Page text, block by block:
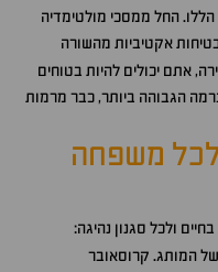
החל ממסכי מולטימדיה
אקטיביות מהשורה
אתם יכולים להיות בטוחים
הגבוהה ביותר, כבר מרמות
לכל משפחה
ולכל סגנון נהיגה:
המותג. קרוסאובר